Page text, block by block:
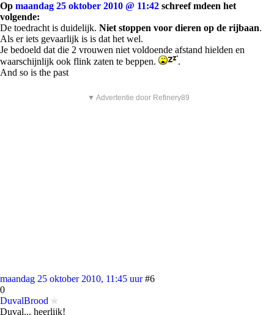
Op maandag 25 oktober 2010 @ 11:42 schreef mdeen het
volgende:
De toedracht is duidelijk. Niet stoppen voor dieren op de rijbaan.
Als er iets gevaarlijk is is dat het wel.
Je bedoeld dat die 2 vrouwen niet voldoende afstand hielden en
waarschijnlijk ook flink zaten te beppen.
.
And so is the past
▼ Advertentie door Refinery89
maandag 25 oktober 2010, 11:45 uur #6
0
DuvalBrood
Duval... heerlijk!